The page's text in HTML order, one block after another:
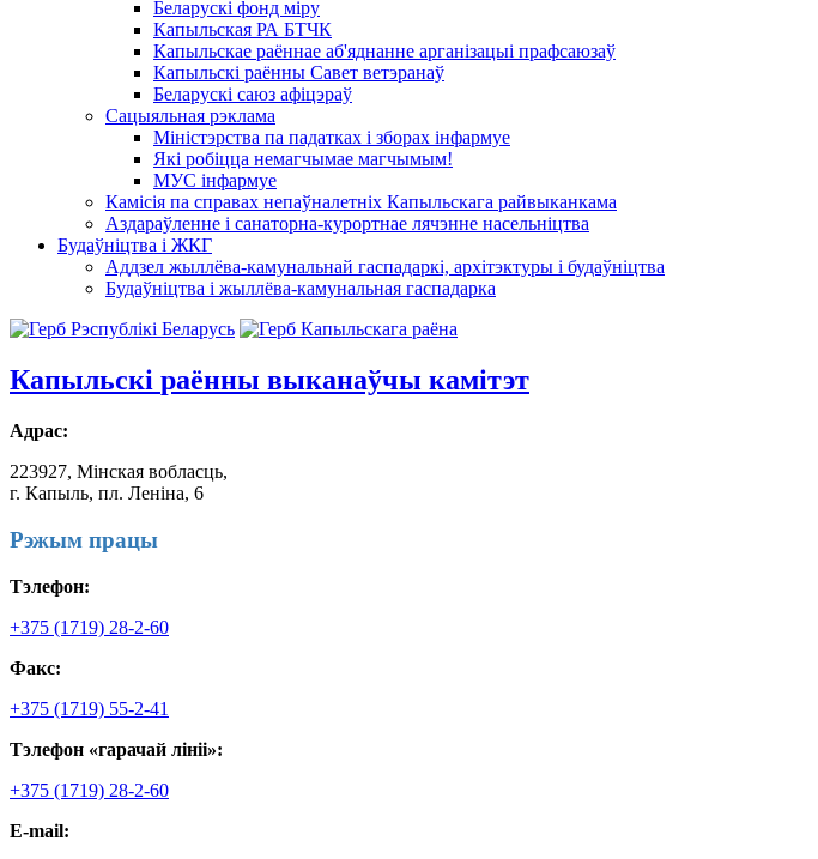
Беларускі фонд міру
Капыльская РА БТЧК
Капыльскае раённае аб'яднанне арганізацыі прафсаюзаў
Капыльскі раённы Савет ветэранаў
Беларускі саюз афіцэраў
Сацыяльная рэклама
Міністэрства па падатках і зборах інфармуе
Які робіцца немагчымае магчымым!
МУС інфармуе
Камісія па справах непаўналетніх Капыльскага райвыканкама
Аздараўленне і санаторна-курортнае лячэнне насельніцтва
Будаўніцтва і ЖКГ
Аддзел жыллёва-камунальнай гаспадаркі, архітэктуры і будаўніцтва
Будаўніцтва і жыллёва-камунальная гаспадарка
Капыльскі раённы выканаўчы камітэт
Адрас:
223927, Мінская вобласць,
г. Капыль, пл. Леніна, 6
Рэжым працы
Тэлефон:
+375 (1719) 28-2-60
Факс:
+375 (1719) 55-2-41
Тэлефон «гарачай лініі»:
+375 (1719) 28-2-60
E-mail: